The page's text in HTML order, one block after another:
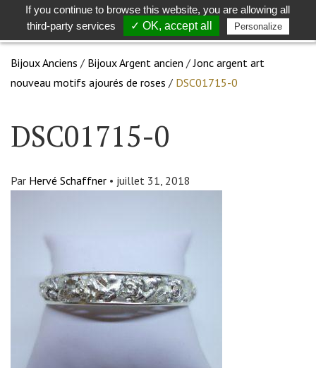
Toggle
search
Bijoux Anciens / Bijoux Argent ancien /Jonc argent art
nouveau motifs ajourés de roses / DSC01715-0
DSC01715-0
Par Hervé Schaffner • juillet 31, 2018
If you continue to browse this website, you are allowing all
third-party services
✓ OK, accept all Personalize